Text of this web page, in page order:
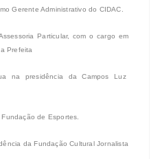
Gerente Administrativo do CIDAC.
Particular, com o cargo em
Prefeita
na presidência da Campos Luz
de Esportes.
da Fundação Cultural Jornalista